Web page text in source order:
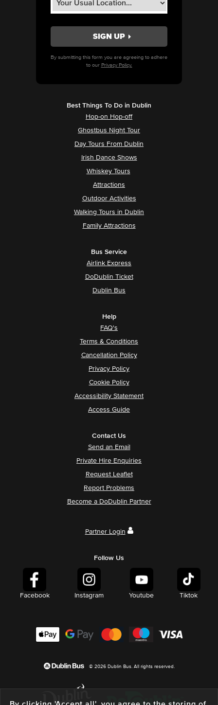
By submitting this form you are agreeing to adhere
to our Privacy Policy.
Best Things To Do in Dublin
Hop-on Hop-off
Ghostbus Night Tour
Day Tours From Dublin
Irish Dance Shows
Whiskey Tours
Attractions
Outdoor Activities
Walking Tours in Dublin
Family Attractions
Bus Service
Airlink Express
DoDublin Ticket
Dublin Bus
Help
FAQ's
Terms & Conditions
Cancellation Policy
Privacy Policy
Cookie Policy
Accessibility Statement
Access Guide
Contact Us
Send an Email
Private Hire Enquiries
Request Leaflet
Report Problems
Become a DoDublin Partner
Partner Login
Follow Us
Facebook Instagram Youtube Tiktok
© 2026 Dublin Bus. All rights reserved.